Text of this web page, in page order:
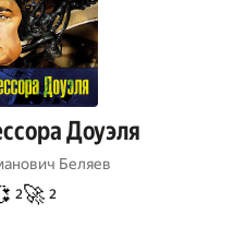
Доуэля
Беляев
2🚀 2